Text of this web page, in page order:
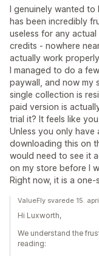
I genuinely wanted
has been incredibly
useless for any
credits - nowhere
actually work
I managed to do a
paywall, and now my
single collection is
paid version is
trial it? It feels like
Unless you only
downloading this on
would need to see it
on my store before I
Right now, it is a
ValueFly svarede 15.
Hi Luxworth,
We understand the
reading: